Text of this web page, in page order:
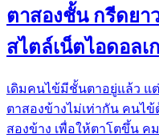
ตาสองชั้น กรีดยา
สไตล์เน็ตไอดอลเ
เดิมคนไข้มีชั้นตา​อยู่แล้ว​ แ
ตาสองข้างไม่เท่ากัน คนไ
สองข้าง​ เพื่อให้ตาโตขึ้น​ ค